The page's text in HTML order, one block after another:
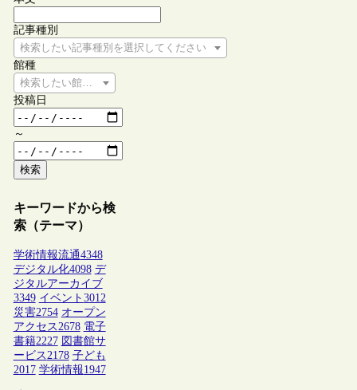
記事種別
検索したい記事種別を選択してください
館種
検索したい館種を選択してください
投稿日
～
検索
キーワードから検
索（テーマ）
学術情報流通4348
デジタル化4098 デ
ジタルアーカイブ
3349 イベント 3012
災害2754 オープン
アクセス 2678 電子
書籍2227 図書館サ
ービス 2178 子ども
2017 学術情報1947